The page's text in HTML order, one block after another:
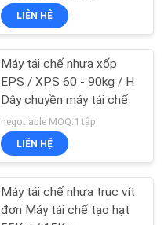
LIÊN HỆ
Máy tái chế nhựa xốp
EPS / XPS 60 - 90kg / H
Dây chuyền máy tái chế
negotiable MOQ:1 tập
LIÊN HỆ
Máy tái chế nhựa trục vít
đơn Máy tái chế tạo hạt